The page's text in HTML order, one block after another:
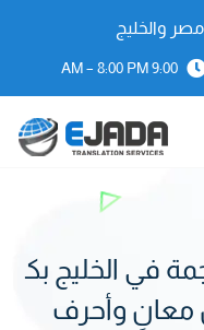
والخليج
9:00 AM – 8:00 PM
في الخليج بك
معانٍ وأحرف